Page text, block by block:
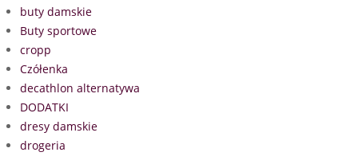
buty damskie
Buty sportowe
cropp
Czółenka
decathlon alternatywa
DODATKI
dresy damskie
drogeria